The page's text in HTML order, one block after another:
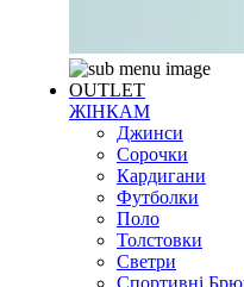
OUTLET
ЖІНКАМ
Джинси
Сорочки
Кардигани
Футболки
Поло
Толстовки
Светри
Спортивні